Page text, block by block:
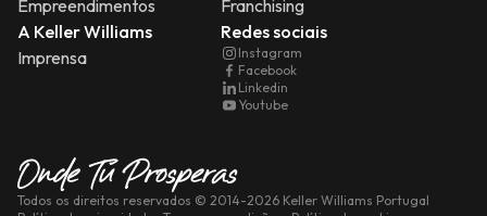
Empreendimentos
Franchising
A Keller Williams
Imprensa
Redes sociais
Instagram
Facebook
Linkedin
Youtube
Todos os direitos reservados © 2014-2026 Keller Williams Portugal